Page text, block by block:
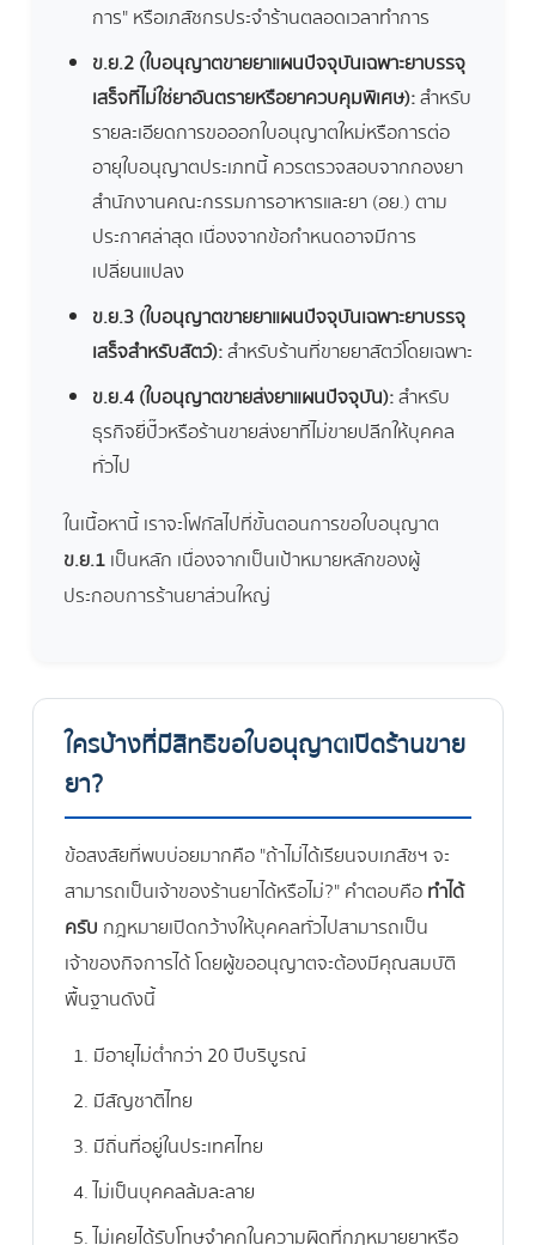
การ" หรือเภสัชกรประจำร้านตลอดเวลาทำการ
ข.ย.2 (ใบอนุญาตขายยาแผนปัจจุบันเฉพาะยาบรรจุ
เสร็จที่ไม่ใช่ยาอันตรายหรือยาควบคุมพิเศษ):สำหรับ
รายละเอียดการขอออกใบอนุญาตใหม่หรือการต่อ
อายุใบอนุญาตประเภทนี้ ควรตรวจสอบจากกองยา
สำนักงานคณะกรรมการอาหารและยา (อย.) ตาม
ประกาศล่าสุด เนื่องจากข้อกำหนดอาจมีการ
เปลี่ยนแปลง
ข.ย.3 (ใบอนุญาตขายยาแผนปัจจุบันเฉพาะยาบรรจุ
เสร็จสำหรับสัตว์):สำหรับร้านที่ขายยาสัตว์โดยเฉพาะ
ข.ย.4 (ใบอนุญาตขายส่งยาแผนปัจจุบัน):สำหรับ
ธุรกิจยี่ปั๊วหรือร้านขายส่งยาที่ไม่ขายปลีกให้บุคคล
ทั่วไป
ในเนื้อหานี้ เราจะโฟกัสไปที่ขั้นตอนการขอใบอนุญาต
ข.ย.1เป็นหลัก เนื่องจากเป็นเป้าหมายหลักของผู้
ประกอบการร้านยาส่วนใหญ่
ใครบ้างที่มีสิทธิขอใบอนุญาตเปิดร้านขาย
ยา?
ข้อสงสัยที่พบบ่อยมากคือ "ถ้าไม่ได้เรียนจบเภสัชฯ จะ
สามารถเป็นเจ้าของร้านยาได้หรือไม่?" คำตอบคือทำได้
ครับ กฎหมายเปิดกว้างให้บุคคลทั่วไปสามารถเป็น
เจ้าของกิจการได้ โดยผู้ขออนุญาตจะต้องมีคุณสมบัติ
พื้นฐานดังนี้
มีอายุไม่ต่ำกว่า 20 ปีบริบูรณ์
มีสัญชาติไทย
มีถิ่นที่อยู่ในประเทศไทย
ไม่เป็นบุคคลล้มละลาย
ไม่เคยได้รับโทษจำคุกในความผิดที่กฎหมายยาหรือ